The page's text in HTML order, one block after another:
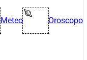
Meteo Oroscopo